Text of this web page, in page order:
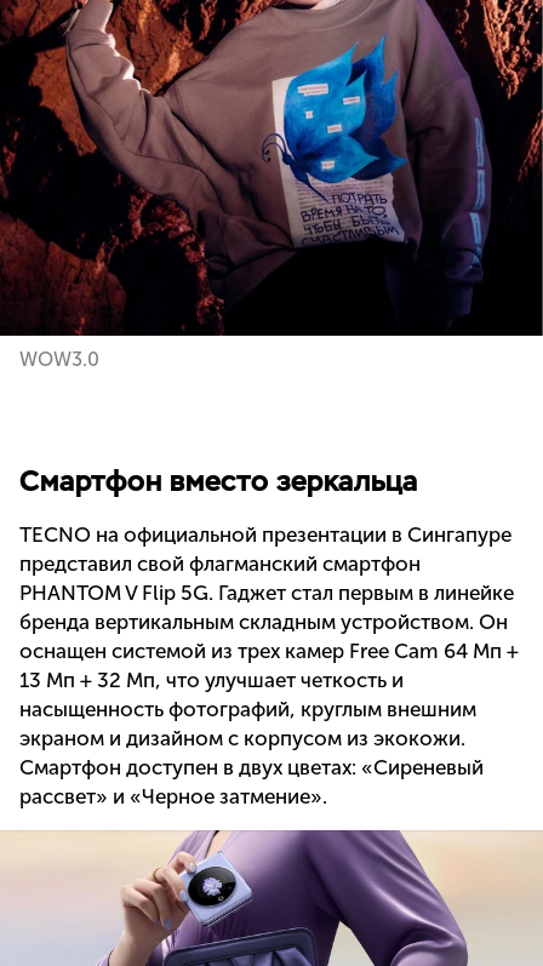
WOW3.0
Смартфон вместо зеркальца
TECNO на официальной презентации в Сингапуре
представил свой флагманский смартфон
PHANTOM V Flip 5G. Гаджет стал первым в линейке
бренда вертикальным складным устройством. Он
оснащен системой из трех камер Free Cam 64 Мп +
13 Мп + 32 Мп, что улучшает четкость и
насыщенность фотографий, круглым внешним
экраном и дизайном с корпусом из экокожи.
Смартфон доступен в двух цветах: «Сиреневый
рассвет» и «Черное затмение».